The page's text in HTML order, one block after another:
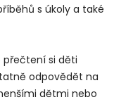
s úkoly a také
přečtení si děti
odpovědět na
dětmi nebo